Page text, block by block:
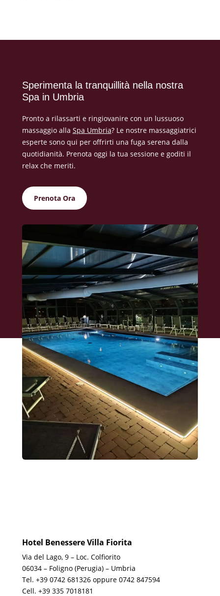
Sperimenta la tranquillità nella nostra
Spa in Umbria
Pronto a rilassarti e ringiovanire con un lussuoso
massaggio alla Spa Umbria? Le nostre massaggiatrici
esperte sono qui per offrirti una fuga serena dalla
quotidianità. Prenota oggi la tua sessione e goditi il ​​
relax che meriti.
Prenota Ora
Hotel Benessere Villa Fiorita
Via del Lago, 9 – Loc. Colfiorito
06034 – Foligno (Perugia) – Umbria
Tel. +39 0742 681326 oppure 0742 847594
Cell. +39 335 7018181